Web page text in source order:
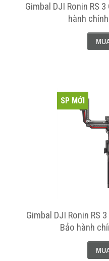
Gimbal DJI Ronin RS
hành
SP MỚI
Gimbal DJI Ronin RS
Bảo hành